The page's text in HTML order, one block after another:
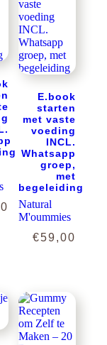
E.book
starten
met vaste
voeding
INCL.
Whatsapp
groep,
met
begeleiding
Natural
M'oummies
€59,00